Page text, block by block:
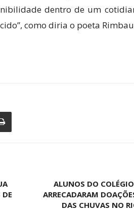
dentro de um
como diria o poeta
ALUNOS DO
ARRECADARAM
DAS CHUVAS NO